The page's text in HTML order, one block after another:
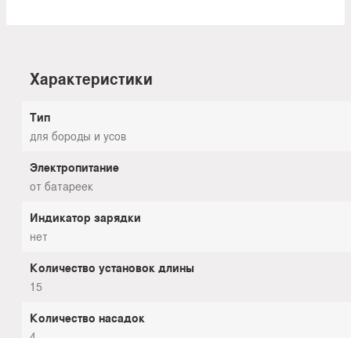
Характеристики
Тип
для бороды и усов
Электропитание
от батареек
Индикатор зарядки
нет
Количество установок длины
15
Количество насадок